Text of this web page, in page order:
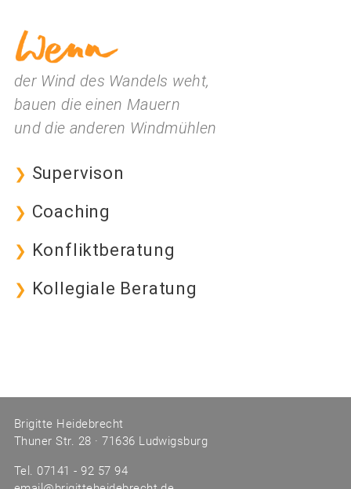
der Wind des Wandels weht,
bauen die einen Mauern
und die anderen Windmühlen
❯ Supervison
❯ Coaching
❯ Konfliktberatung
❯ Kollegiale Beratung
Brigitte Heidebrecht
Thuner Str. 28 · 71636 Ludwigsburg
Tel. 07141 - 92 57 94